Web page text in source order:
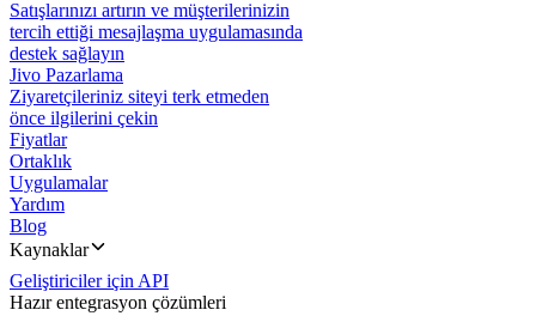
Satışlarınızı artırın ve müşterilerinizin
tercih ettiği mesajlaşma uygulamasında
destek sağlayın
Jivo Pazarlama
Ziyaretçileriniz siteyi terk etmeden
önce ilgilerini çekin
Fiyatlar
Ortaklık
Uygulamalar
Yardım
Blog
Kaynaklar
Geliştiriciler için API
Hazır entegrasyon çözümleri